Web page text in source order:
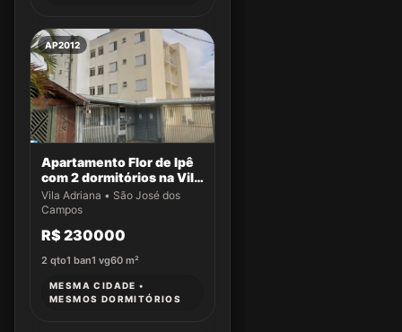
AP2012
Apartamento Flor de Ipê
com 2 dormitórios na Vila
Adriana
Vila Adriana • São José dos
Campos
R$ 230000
2 qto1 ban1 vg60 m²
MESMA CIDADE •
MESMOS DORMITÓRIOS